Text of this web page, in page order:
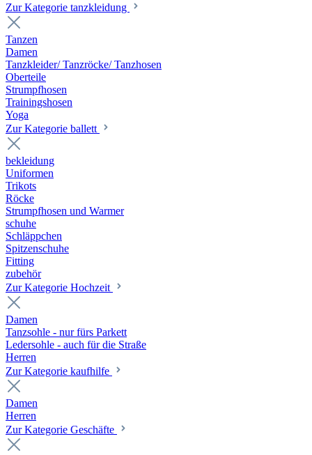
Zur Kategorie tanzkleidung
Tanzen
Damen
Tanzkleider/ Tanzröcke/ Tanzhosen
Oberteile
Strumpfhosen
Trainingshosen
Yoga
Zur Kategorie ballett
bekleidung
Uniformen
Trikots
Röcke
Strumpfhosen und Warmer
schuhe
Schläppchen
Spitzenschuhe
Fitting
zubehör
Zur Kategorie Hochzeit
Damen
Tanzsohle - nur fürs Parkett
Ledersohle - auch für die Straße
Herren
Zur Kategorie kaufhilfe
Damen
Herren
Zur Kategorie Geschäfte